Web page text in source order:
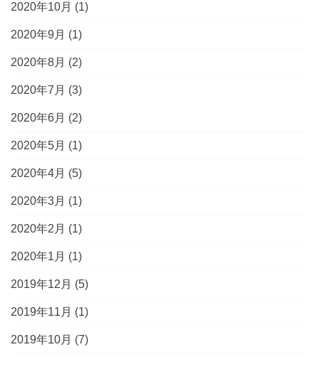
2020年10月 (1)
2020年9月 (1)
2020年8月 (2)
2020年7月 (3)
2020年6月 (2)
2020年5月 (1)
2020年4月 (5)
2020年3月 (1)
2020年2月 (1)
2020年1月 (1)
2019年12月 (5)
2019年11月 (1)
2019年10月 (7)